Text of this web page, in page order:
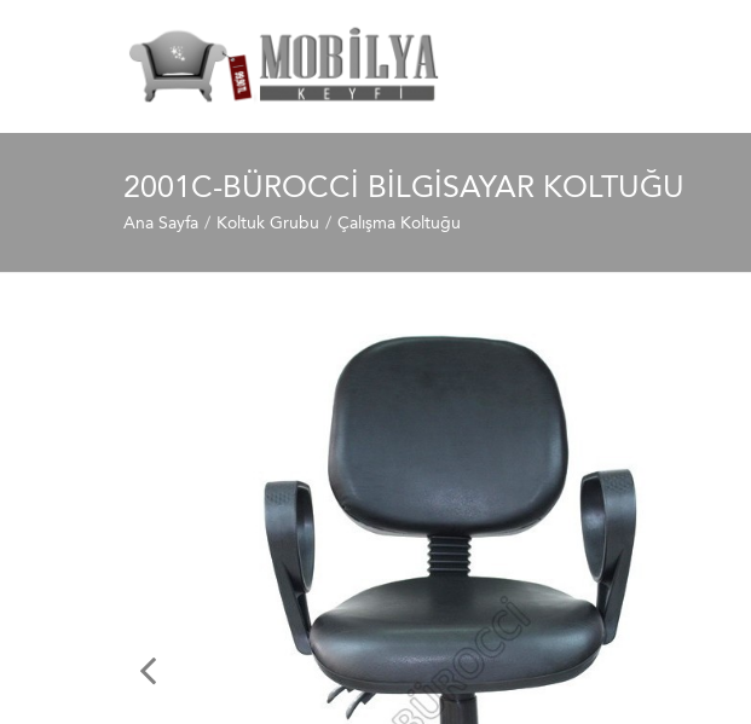
2001C-BÜROCCI BILGISAYAR KOLTUĞU
Ana Sayfa Koltuk Grubu Çalışma Koltuğu